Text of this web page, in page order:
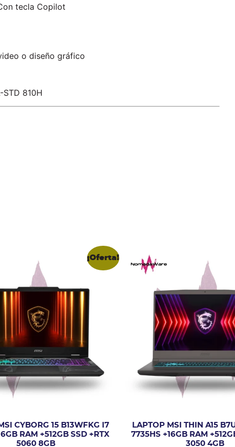
tecla Copilot
o diseño gráfico
810H
¡Oferta!
CYBORG 15 B13WFKG I7
RAM +512GB SSD +RTX
5060 8GB
LAPTOP MSI THIN A15
7735HS +16GB RAM
3050 4GB